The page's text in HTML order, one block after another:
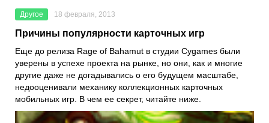
Другое 18 февраля, 2013
Причины популярности карточных игр
Еще до релиза Rage of Bahamut в студии Cygames были
уверены в успехе проекта на рынке, но они, как и многие
другие даже не догадывались о его будущем масштабе,
недооценивали механику коллекционных карточных
мобильных игр. В чем ее секрет, читайте ниже.